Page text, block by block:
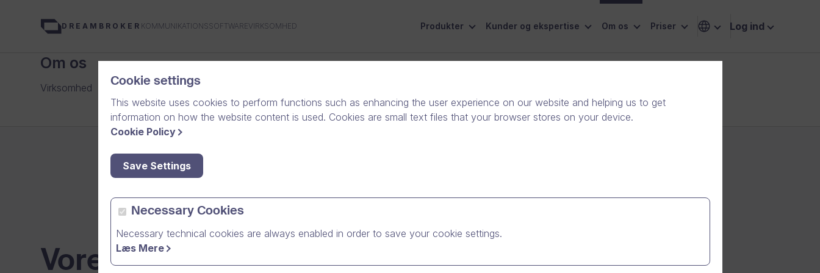
DREAMBROKER KOMMUNIKATIONSSOFTWAREVIRKSOMHED Produkter Kunder og ekspertise Om os Priser Log ind
Om os
Virksomhed Karriere Vores team
Vores team
Cookie settings
This website uses cookies to perform functions such as enhancing the user experience on our website and helping us to get
information on how the website content is used. Cookies are small text files that your browser stores on your device.
Cookie Policy
Save Settings
Necessary Cookies
Necessary technical cookies are always enabled in order to save your cookie settings.
Læs Mere